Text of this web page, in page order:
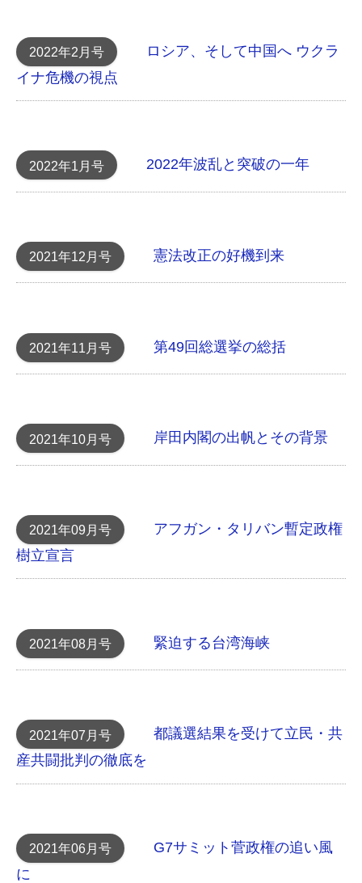
2022年2月号
ロシア、そして中国へ ウクラ
イナ危機の視点
2022年1月号 2022年波乱と突破の一年
2021年12月号 憲法改正の好機到来
2021年11月号 第49回総選挙の総括
2021年10月号 岸田内閣の出帆 とその背景
2021年09月号
アフガン・タリバン 暫定政権
樹立宣言
2021年08月号 緊迫する台湾海峡
2021年07月号
都議選結果を受けて立民・共
産共闘批判の徹底を
2021年06月号
G7サミット 菅政権の追い風
に